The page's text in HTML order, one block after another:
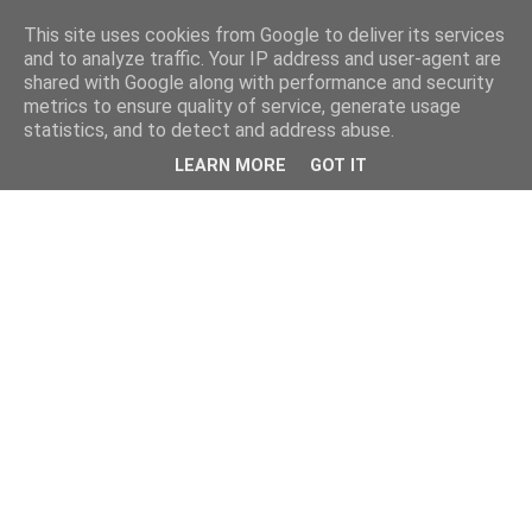
This site uses cookies from Google to deliver its services
and to analyze traffic. Your IP address and user-agent are
shared with Google along with performance and security
metrics to ensure quality of service, generate usage
statistics, and to detect and address abuse.
LEARN MORE GOT IT